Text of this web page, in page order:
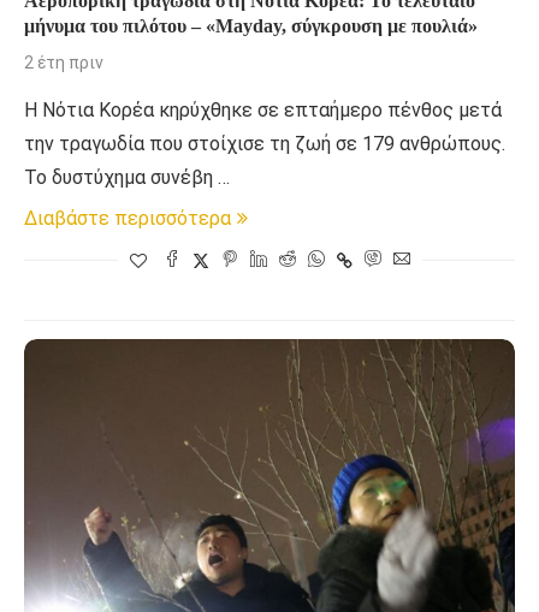
μήνυμα του πιλότου – «Mayday, σύγκρουση με πουλιά»
2 έτη πριν
Η Νότια Κορέα κηρύχθηκε σε επταήμερο πένθος μετά
την τραγωδία που στοίχισε τη ζωή σε 179 ανθρώπους.
Το δυστύχημα συνέβη …
Διαβάστε περισσότερα